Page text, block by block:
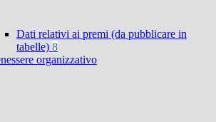
Dati relativi ai premi (da pubblicare in
tabelle) 8
organizzativo